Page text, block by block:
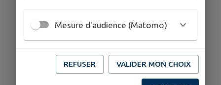
Mesure d'audience (Matomo)
REFUSER VALIDER MON CHOIX